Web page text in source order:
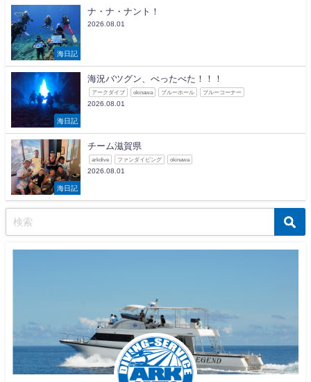
海日記
ナ・ナ・ナント！
2026.08.01
海日記
海況バツグン、べったべた！！！
アークダイブ okinawa ブルーホール ブルーコーナー
2026.08.01
海日記
チーム滋賀県
arkdive ファンダイビング okinawa
2026.08.01